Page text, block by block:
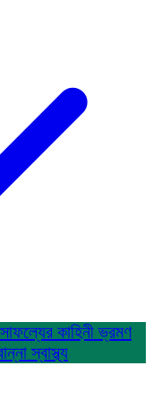
সাফল্যের কাহিনীভ্রমণ
স্বাস্থ্য